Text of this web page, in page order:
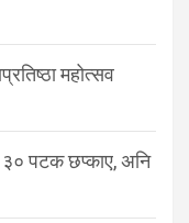
महोत्सव
३० पटक छप्काए, अनि